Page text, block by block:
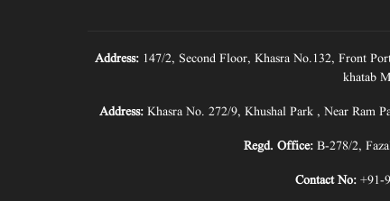
Address: 147/2, Second Floor, Khasra No.132, Front
khatab
Address: Khasra No. 272/9, Khushal Park , Near Ram
Regd. Office: B-278/2,
Contact No: +91-